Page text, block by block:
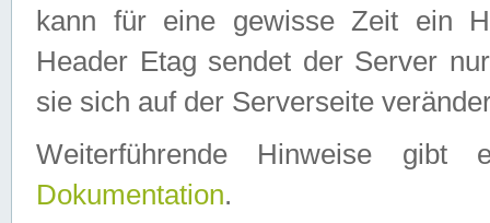
kann für eine gewisse Zeit ein
Header Etag sendet der Server
sie sich auf der Serverseite
Weiterführende Hinweise
Dokumentation.